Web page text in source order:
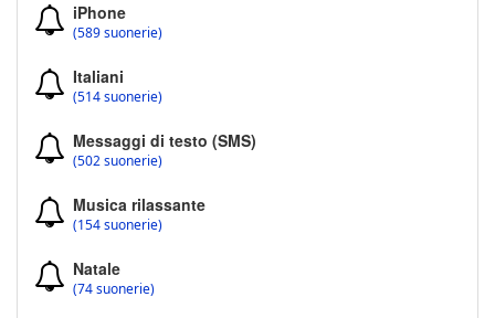
iPhone
(589 suonerie)
Italiani
(514 suonerie)
Messaggi di testo (SMS)
(502 suonerie)
Musica rilassante
(154 suonerie)
Natale
(74 suonerie)